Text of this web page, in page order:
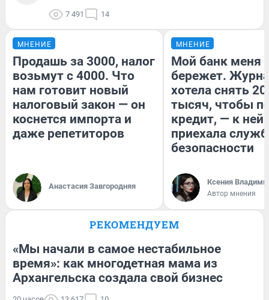
7 491 14
МНЕНИЕ
Продашь за 3000, налог
возьмут с 4000. Что
нам готовит новый
налоговый закон — он
коснется импорта и
даже репетиторов
Анастасия Завгородняя
МНЕНИЕ
Мой банк меня
бережет.
хотела снять
тысяч, чтобы
кредит, — к
приехала
безопасности
Ксения
Автор мнения
РЕКОМЕНДУЕМ
«Мы начали в самое нестабильное
время»: как многодетная мама из
Архангельска создала свой бизнес